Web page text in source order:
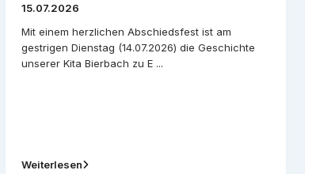
15.07.2026
Mit einem herzlichen Abschiedsfest ist am
gestrigen Dienstag (14.07.2026) die Geschichte
unserer Kita Bierbach zu E ...
Weiterlesen